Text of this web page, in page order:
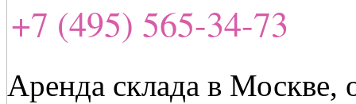
+7 (495) 565-34-73
Аренда склада в Москве,